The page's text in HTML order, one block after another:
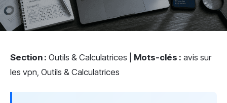
Section : Outils & Calculatrices | Mots-clés : avis sur
les vpn, Outils & Calculatrices